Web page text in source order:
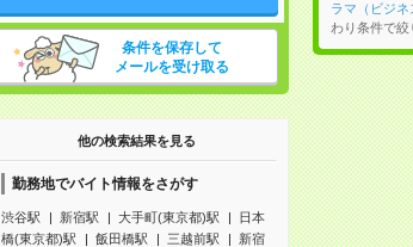
条件を保存して
メールを受け取る
他の検索結果を見る
勤務地でバイト情報をさがす
渋谷駅 新宿駅 大手町(東京都)駅
日本
橋(東京都)駅
飯田橋駅 三越前駅
新宿
ラマ（ビジネ
わり条件で絞